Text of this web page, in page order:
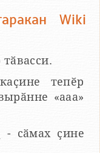
Wiki
тӑвасси.
тепӗр
«ааа»
- сӑмах ҫине